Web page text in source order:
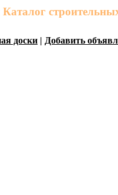
Каталог
доски | Добавить